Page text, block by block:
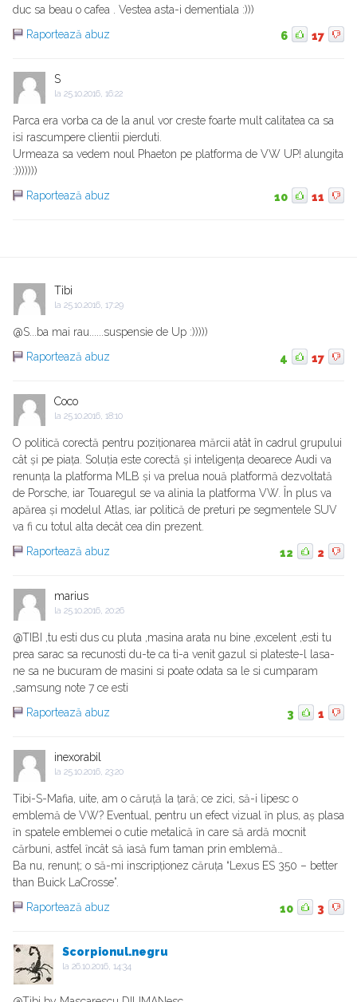
duc sa beau o cafea . Vestea asta-i dementiala :)))
Raportează abuz
6 17
S
la 25.10.2016, 16:22
Parca era vorba ca de la anul vor creste foarte mult calitatea ca sa
isi rascumpere clientii pierduti.
Urmeaza sa vedem noul Phaeton pe platforma de VW UP! alungita
:)))))))
Raportează abuz
10 11
Tibi
la 25.10.2016, 17:29
@S...ba mai rau......suspensie de Up :)))))
Raportează abuz
4 17
Coco
la 25.10.2016, 18:10
O politică corectă pentru poziționarea mărcii atât în cadrul grupului
cât și pe piața. Soluția este corectă și inteligența deoarece Audi va
renunța la platforma MLB și va prelua nouă platformă dezvoltată
de Porsche, iar Touaregul se va alinia la platforma VW. În plus va
apărea și modelul Atlas, iar politică de preturi pe segmentele SUV
va fi cu totul alta decât cea din prezent.
Raportează abuz
12 2
marius
la 25.10.2016, 20:26
@TIBI ,tu esti dus cu pluta ,masina arata nu bine ,excelent ,esti tu
prea sarac sa recunosti du-te ca ti-a venit gazul si plateste-l lasa-
ne sa ne bucuram de masini si poate odata sa le si cumparam
,samsung note 7 ce esti
Raportează abuz
3 1
inexorabil
la 25.10.2016, 23:20
Tibi-S-Mafia, uite, am o căruță la țară; ce zici, să-i lipesc o
emblemă de VW? Eventual, pentru un efect vizual ȋn plus, aș plasa
ȋn spatele emblemei o cutie metalică ȋn care să ardă mocnit
cărbuni, astfel ȋncât să iasă fum taman prin emblemă…
Ba nu, renunț; o să-mi inscripționez căruța “Lexus ES 350 – better
than Buick LaCrosse”.
Raportează abuz
10 3
Scorpionul.negru
la 26.10.2016, 14:34